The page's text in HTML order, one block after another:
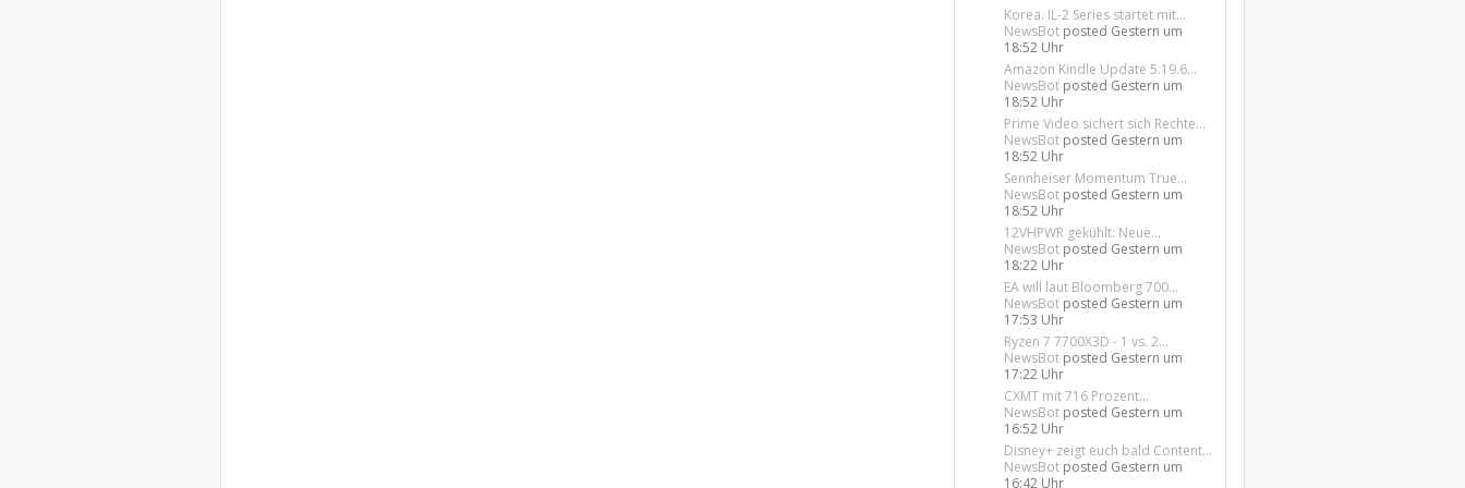
Korea. IL-2 Series startet mit...
NewsBot posted Gestern um
18:52 Uhr
Amazon Kindle Update 5.19.6...
NewsBot posted Gestern um
18:52 Uhr
Prime Video sichert sich Rechte...
NewsBot posted Gestern um
18:52 Uhr
Sennheiser Momentum True...
NewsBot posted Gestern um
18:52 Uhr
12VHPWR gekühlt: Neue...
NewsBot posted Gestern um
18:22 Uhr
EA will laut Bloomberg 700...
NewsBot posted Gestern um
17:53 Uhr
Ryzen 7 7700X3D - 1 vs. 2...
NewsBot posted Gestern um
17:22 Uhr
CXMT mit 716 Prozent...
NewsBot posted Gestern um
16:52 Uhr
Disney+ zeigt euch bald Content...
NewsBot posted Gestern um
16:42 Uhr